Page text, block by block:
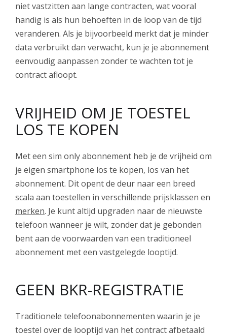
niet vastzitten aan lange contracten, wat vooral
handig is als hun behoeften in de loop van de tijd
veranderen. Als je bijvoorbeeld merkt dat je minder
data verbruikt dan verwacht, kun je je abonnement
eenvoudig aanpassen zonder te wachten tot je
contract afloopt.
VRIJHEID OM JE TOESTEL
LOS TE KOPEN
Met een sim only abonnement heb je de vrijheid om
je eigen smartphone los te kopen, los van het
abonnement. Dit opent de deur naar een breed
scala aan toestellen in verschillende prijsklassen en
merken. Je kunt altijd upgraden naar de nieuwste
telefoon wanneer je wilt, zonder dat je gebonden
bent aan de voorwaarden van een traditioneel
abonnement met een vastgelegde looptijd.
GEEN BKR-REGISTRATIE
Traditionele telefoonabonnementen waarin je je
toestel over de looptijd van het contract afbetaald